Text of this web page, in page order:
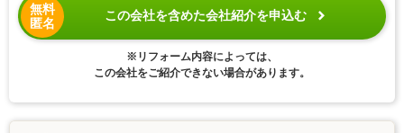
無料
匿名
この会社を含めた会社紹介を申込む
※リフォーム内容によっては、
この会社をご紹介できない場合があります。